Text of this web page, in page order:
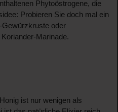
Phytoöstrogene, die
Probieren Sie doch mal ein
oder
Marinade.
ist nur wenigen als